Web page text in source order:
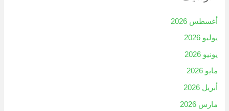
أغسطس 2026
يوليو 2026
يونيو 2026
مايو 2026
أبريل 2026
مارس 2026